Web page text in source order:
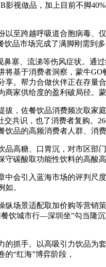
视做品，加上目前不脚
跨越呼吸道合胞病毒、
品市场完成了满脚刚需到
、流涕等伤风症状。通
基于消费者洞察，蒙牛
享。帮力合做伙伴正在存
家供给度的盈利破局径。
佐餐饮品消费频次取家
共识，也了消费者复购。
品的高频消费者人群、消
糖、口胃沉，对市区部
碳酸取功能性饮料的高酸
引入蓝海市场的评判尺
。
景适配取加价购等营销
饮城市行—深圳坐”勾当
手。以高吸引力饮品为
“红海”博弈阶段，